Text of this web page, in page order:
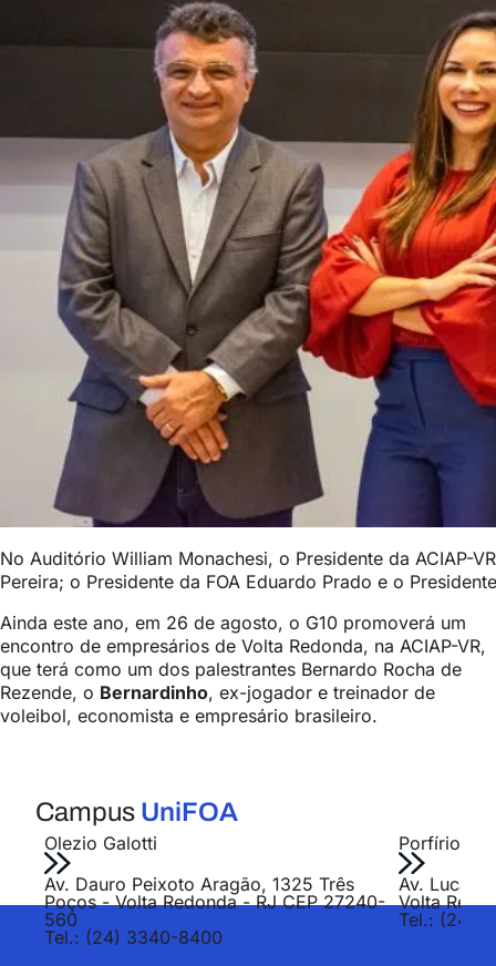
No Auditório William Monachesi, o Presidente da ACIAP-
Pereira; o Presidente da FOA Eduardo Prado e o
Ainda este ano, em 26 de agosto, o G10 promoverá um
encontro de empresários de Volta Redonda, na ACIAP-VR,
que terá como um dos palestrantes Bernardo Rocha de
Rezende, o Bernardinho, ex-jogador e treinador de
voleibol, economista e empresário brasileiro.
Campus UniFOA
Olezio Galotti
Av. Dauro Peixoto Aragão, 1325 Três
Poços - Volta Redonda - RJ CEP 27240-
560
Tel.: (24) 3340-8400
Porfírio
Av. Lucas
Volta
Tel.: (24)